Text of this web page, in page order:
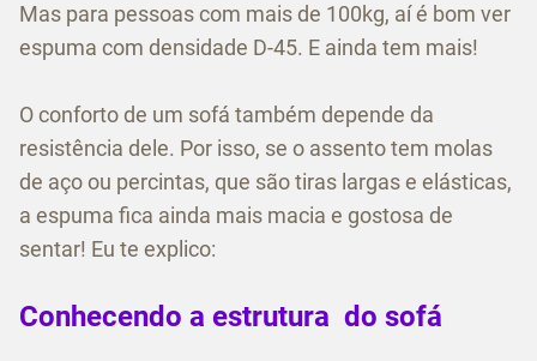
Mas para pessoas com mais de 100kg, aí é bom ver
espuma com densidade D-45. E ainda tem mais!
O conforto de um sofá também depende da
resistência dele. Por isso, se o assento tem molas
de aço ou percintas, que são tiras largas e elásticas,
a espuma fica ainda mais macia e gostosa de
sentar! Eu te explico:
Conhecendo a estrutura do sofá